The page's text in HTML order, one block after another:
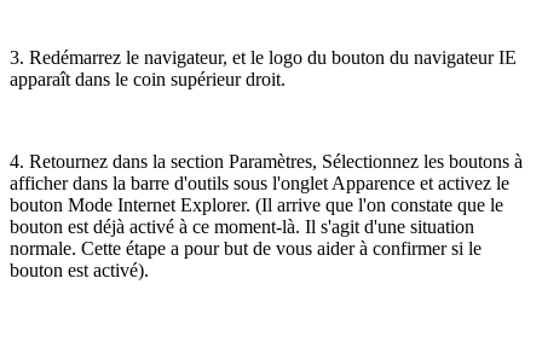
3. Redémarrez le navigateur, et le logo du bouton du navigateur IE
apparaît dans le coin supérieur droit.
4. Retournez dans la section Paramètres, Sélectionnez les boutons à
afficher dans la barre d'outils sous l'onglet Apparence et activez le
bouton Mode Internet Explorer. (Il arrive que l'on constate que le
bouton est déjà activé à ce moment-là. Il s'agit d'une situation
normale. Cette étape a pour but de vous aider à confirmer si le
bouton est activé).